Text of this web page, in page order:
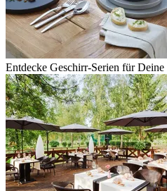
Entdecke Geschirr-Serien für Deine